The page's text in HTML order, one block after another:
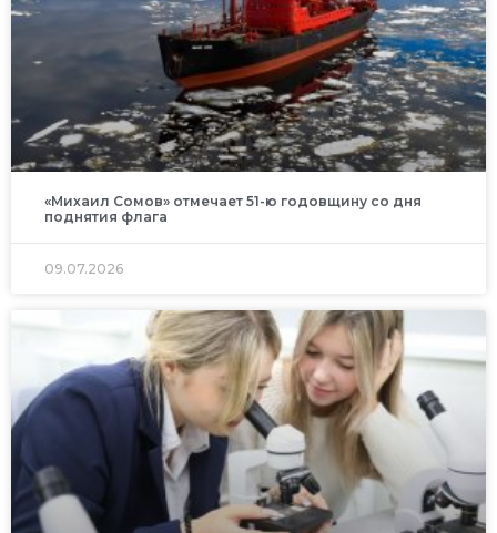
«Михаил Сомов» отмечает 51-ю годовщину со дня
поднятия флага
09.07.2026